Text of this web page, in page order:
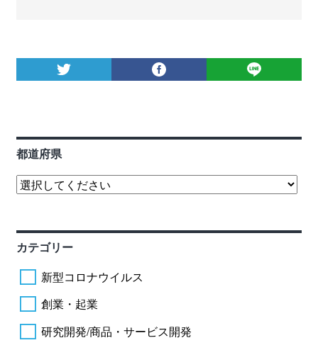
都道府県
カテゴリー
新型コロナウイルス
創業・起業
研究開発/商品・サービス開発